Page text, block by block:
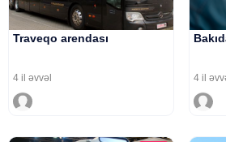
Traveqo arendası
4 il əvvəl 4 il